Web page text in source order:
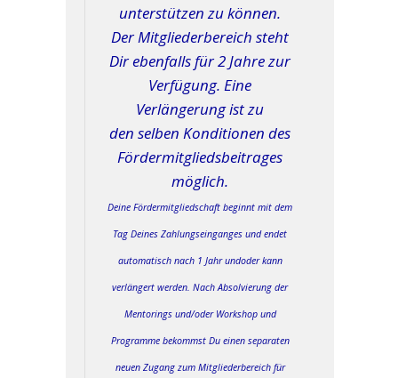
unterstützen zu können.
Der Mitgliederbereich steht
Dir ebenfalls für 2 Jahre zur
Verfügung. Eine
Verlängerung ist zu
den selben Konditionen des
Fördermitgliedsbeitrages
möglich.
Deine Fördermitgliedschaft beginnt mit dem
Tag Deines Zahlungseinganges und endet
automatisch nach 1 Jahr undoder kann
verlängert werden. Nach Absolvierung der
Mentorings und/oder Workshop und
Programme bekommst Du einen separaten
neuen Zugang zum Mitgliederbereich für